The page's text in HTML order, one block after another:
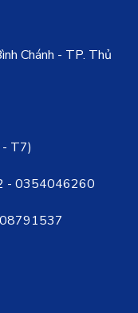
Chánh - TP. Thủ
T7)
- 0354046260